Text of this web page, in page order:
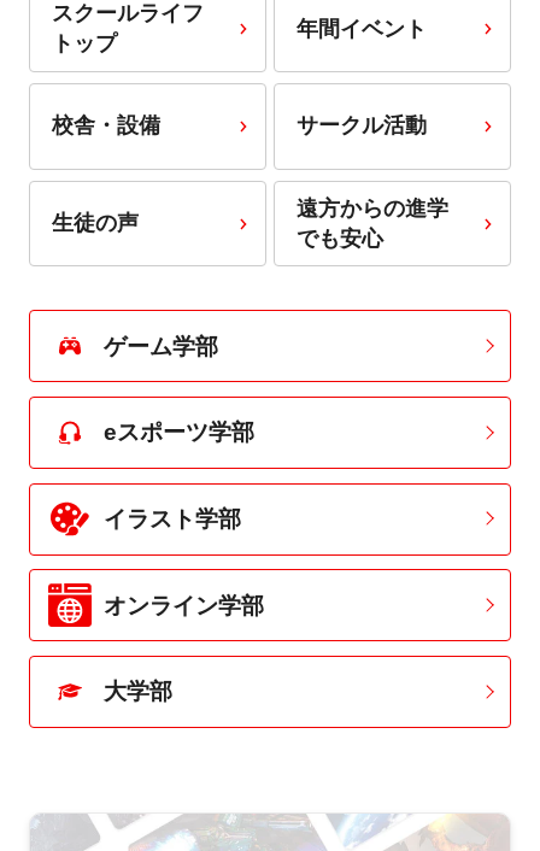
スクールライフ
トップ
年間イベント
校舎・設備 サークル活動
生徒の声
遠方からの進学
でも安心
ゲーム学部
eスポーツ学部
イラスト学部
オンライン学部
大学部